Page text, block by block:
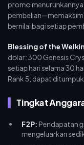
promo menurunkannya
bernilai bagi setiap
Blessing of the
dolar: 300 Genesis
setiap hari selama 30
Rank 5; dapat ditumpuk
Tingkat
F2P: Pendapatan
mengeluarkan